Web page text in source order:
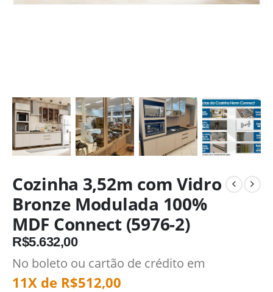
Cozinha 3,52m com Vidro
Bronze Modulada 100%
MDF Connect (5976-2)
R$5.632,00
No boleto ou cartão de crédito em
11X de R$512,00